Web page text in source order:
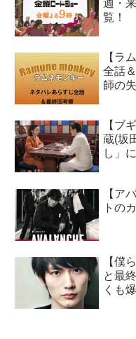
週・
覧！
【ラ
全話
師の
【ブ
蔵(坂
し」
【ア
トの
【僕
と最
くも